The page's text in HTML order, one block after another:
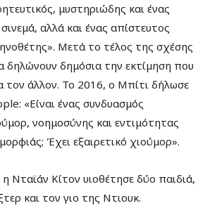
μυστηριώδης και ένας
αλλά και ένας απίστευτος
Μετά το τέλος της σχέσης
δηλώνουν δημόσια την εκτίμηση που
τον άλλον. Το 2016, ο Μπίτι δήλωσε
«Είναι ένας συνδυασμός
νοημοσύνης και εντιμότητας
Έχει εξαιρετικό χιούμορ».
Νταϊάν Κίτον υιοθέτησε δύο παιδιά,
και τον γιο της Ντιουκ.